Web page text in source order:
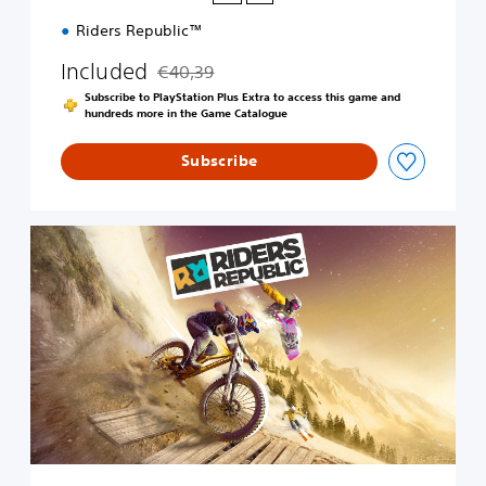
Riders Republic™
Included Discounted from original price of €40,39
€40,39
Subscribe to PlayStation Plus Extra to access this game and
hundreds more in the Game Catalogue
Subscribe
R
i
d
e
r
s
R
e
p
b
l